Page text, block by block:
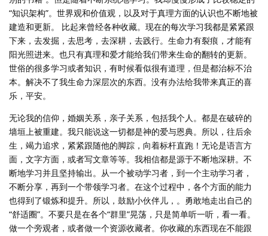
“知识架构”。世界观和价值观，以及对于真理方面的认识也不断地被
建造和更新。 比起来曾经各种收藏。现在的每次学习我都是紧紧跟
下来，去发掘，去思考，去深耕，去践行。生命力有裂痕，才能有
阳光照进来。也只有真理和爱才能给我们带来生命的翻转的更新。
世俗的很多学习或者知识，有时候看似很有道理，但是都治标不治
本。解决不了我生命力深层次的东西。没有办法给我带来真正的喜
乐，平安。
无论我的信仰，婚姻关系，亲子关系，包括我个人。都是在破碎的
墙垣上被重建。我只能说这一切都是神的爱与恩典。所以，往后余
生，竭力追求，紧紧跟随他的脚踪，向着标杆直跑！无论是语言方
面，文字方面，或者写文章等等。我相信都是源于不断地深耕。不
断地学习并且坚持输出。从一个被动学习者，到一个主动学习者，
不断分享，再到一个带领学习者。在这个过程中，各个方面的能力
也得到了锻炼和提升。所以，鼓励小伙伴儿，。勇敢地走出自己的
“舒适圈”。不要只是在各个“群里”晃荡，只是简单听一听，看一看。
做一个旁观者，或者做一个资源收藏者。你收藏的东西现在不能跟